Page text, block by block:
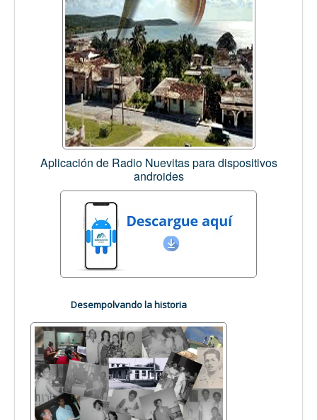
Aplicación de Radio Nuevitas para dispositivos
androides
Desempolvando la historia